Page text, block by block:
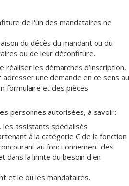
de l'un des mandataires ne
du décès du mandant ou du
ou de leur déconfiture.
réaliser les démarches d’inscription,
une demande en ce sens au
formulaire et des pièces
personnes autorisées, à savoir :
assistants spécialisés
à la catégorie C de la fonction
au fonctionnement des
dans la limite du besoin d'en
et le ou les mandataires.